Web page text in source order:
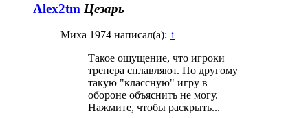
Alex2tm Цезарь
Миха 1974 написал(а): ↑
Такое ощущение, что игроки
тренера сплавляют. По другому
такую "классную" игру в
обороне объяснить не могу.
Нажмите, чтобы раскрыть...